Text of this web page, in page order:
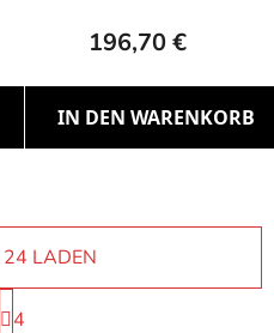
196,70 €
IN DEN WARENKORB
24 LADEN
P
a4